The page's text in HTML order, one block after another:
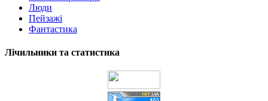
Люди
Пейзажі
Фантастика
Лічильники та статистика